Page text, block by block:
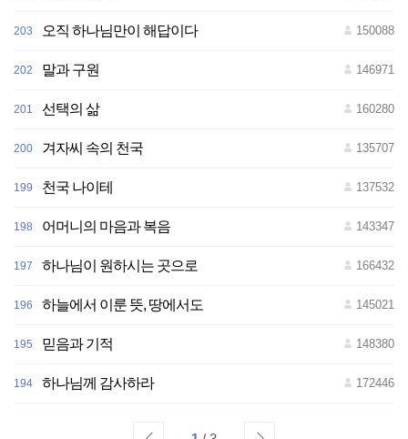
203 오직 하나님만이 해답이다 150088
202 말과 구원 146971
201 선택의 삶 160280
200 겨자씨 속의 천국 135707
199 천국 나이테 137532
198 어머니의 마음과 복음 143347
197 하나님이 원하시는 곳으로 166432
196 하늘에서 이룬 뜻, 땅에서도 145021
195 믿음과 기적 148380
194 하나님께 감사하라 172446